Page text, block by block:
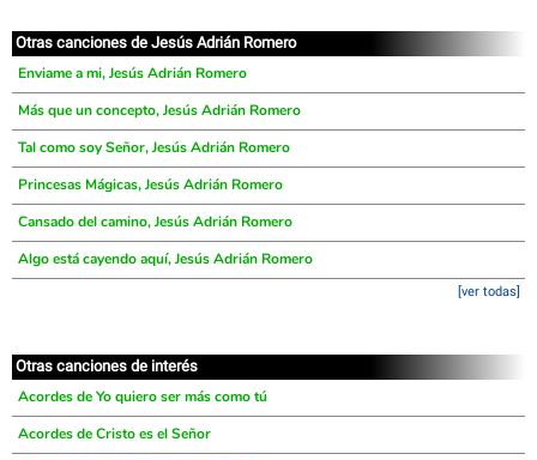
Otras canciones de Jesús Adrián Romero
Enviame a mi, Jesús Adrián Romero
Más que un concepto, Jesús Adrián Romero
Tal como soy Señor, Jesús Adrián Romero
Princesas Mágicas, Jesús Adrián Romero
Cansado del camino, Jesús Adrián Romero
Algo está cayendo aquí, Jesús Adrián Romero
[ver todas]
Otras canciones de interés
Acordes de Yo quiero ser más como tú
Acordes de Cristo es el Señor